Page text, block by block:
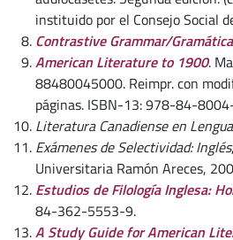
instituido por el Consejo Social
Contrastive Grammar/
American Literature to 1900.
88480045000. Reimpr. con
páginas. ISBN-13: 978-84-
Literatura Canadiense en
Exámenes de Selectividad: Inglés
Universitaria Ramón Areces,
Estudios de Filología Inglesa:
84-362-5553-9.
A Study Guide for American